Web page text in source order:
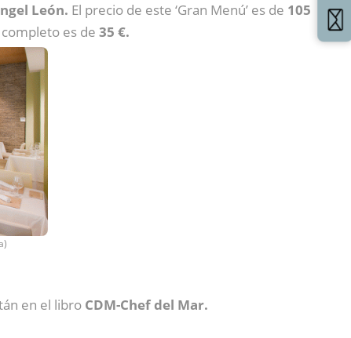
León. El precio de este ‘Gran Menú’ es de 105
es de 35 €.
en el libro CDM-Chef del Mar.